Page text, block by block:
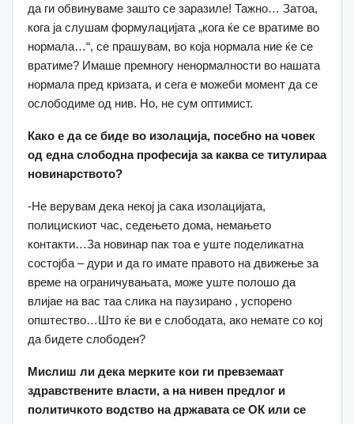
да ги обвинуваме зашто се заразиле! Тажно… Затоа,
кога ја слушам формулацијата „кога ќе се вратиме во
нормала…“, се прашувам, во која нормала ние ќе се
вратиме? Имаше премногу ненормалности во нашата
нормала пред кризата, и сега е можеби момент да се
ослободиме од нив. Но, не сум оптимист.
Како е да се биде во изолација, посебно на човек
од една слободна професија за каква се титулираа
новинарството?
-Не верувам дека некој ја сака изолацијата,
полицискиот час, седењето дома, немањето
контакти…За новинар пак тоа е уште поделикатна
состојба – дури и да го имате правото на движење за
време на ограничувањата, може уште полошо да
влијае на вас таа слика на паузирано , успорено
општество…Што ќе ви е слободата, ако немате со кој
да бидете слободен?
Мислиш ли дека мерките кои ги превземаат
здравствените власти, а на нивен предлог и
политичкото водство на државата се ОК или се